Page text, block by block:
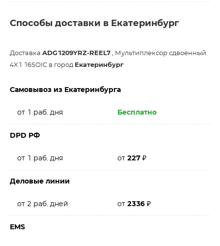
Способы доставки в Екатеринбург
Доставка ADG1209YRZ-REEL7 , Мультиплексор сдвоенный
4X1 16SOIC в город Екатеринбург
Самовывоз из Екатеринбурга
от 1 раб. дня Бесплатно
DPD РФ
от 1 раб. дня от 227 ₽
Деловые линии
от 2 раб. дней от 2336 ₽
EMS